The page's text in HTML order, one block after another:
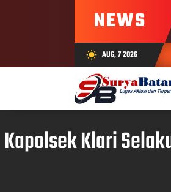
NEWS
wb_sunny AUG, 7 2026
Kapolsek Klari